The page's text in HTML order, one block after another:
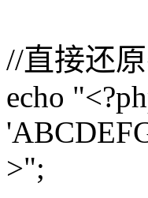
//直接还
echo
>";